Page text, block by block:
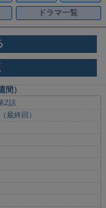
ドラマ一覧
）
2話
最終回）